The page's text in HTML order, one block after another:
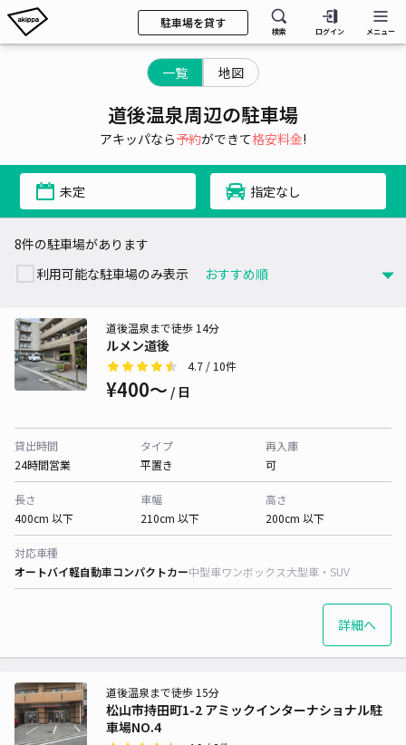
駐車場を貸す
検索 ログイン メニュー
一覧 地図
道後温泉周辺の駐車場
アキッパなら予約ができて格安料金!
未定 指定なし
8件の駐車場があります
利用可能な駐車場のみ表示
ルメン道後
道後温泉まで徒歩 14分
4.7 / 10件
¥400〜 / 日
貸出時間
24時間営業
タイプ
平置き
再入庫
可
長さ
400cm 以下
車幅
210cm 以下
高さ
200cm 以下
対応車種
オートバイ軽自動車コンパクトカー中型車ワンボックス大型車・SUV
詳細へ
松山市持田町1-2 アミックインターナショナル駐
車場NO.4
道後温泉まで徒歩 15分